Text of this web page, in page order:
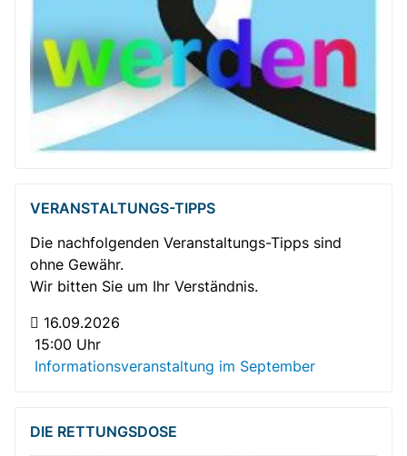
Gemütlicher Plausch bei Kaffee und Kuchen
VERANSTALTUNGS-TIPPS
Die nachfolgenden Veranstaltungs-Tipps sind
ohne Gewähr.
Wir bitten Sie um Ihr Verständnis.
16.09.2026
15:00 Uhr
Informationsveranstaltung im September
DIE RETTUNGSDOSE